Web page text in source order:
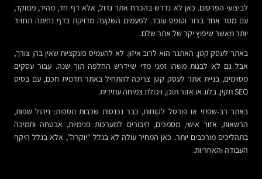
לביצועי הפרסום. כאן לא נדרש בהכרח אתר גדול, אלא דף חד, מהיר, ממוקד,
עם מסר אחד ברור וטופס עובד. לפעמים השקעה מדויקת בדף נחיתה תחזיר
יותר מאשר שיפוץ יקר של אתר שלם.
באתר לעסק קטן, האתגר הוא לרוב איזון. לא להעמיס פונקציות שאין בהן צורך,
אבל גם לא לבנות משהו זמני מדי שיידרש החלפה תוך שנה. עבור עסקים
מסוימים, בניית אתר לעסק קטן צריכה להתחיל באתר תדמית חכם, עם בסיס
SEO תקין, בלוג או אזור תוכן, ויכולת צמיחה עתידית.
באתר רב-שפתי או פורטל לקוחות, כבר נכנסות שכבות נוספות: ניהול שפות,
הרשאות, אזור אישי, מסמכים, חיבורים למערכות פנימיות, אבטחה ותמיכה
בתהליכים מורכבים יותר. כאן המחיר עולה לא בגלל “יוקרה”, אלא בגלל היקף
העבודה והאחריות.